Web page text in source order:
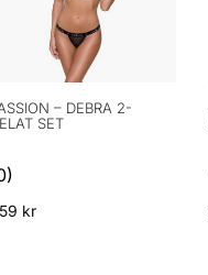
– DEBRA 2-
SET
kr